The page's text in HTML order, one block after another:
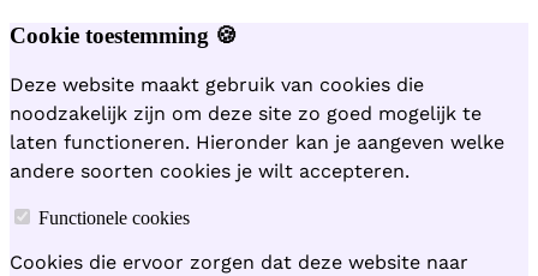
Cookie toestemming 🍪
Deze website maakt gebruik van cookies die
noodzakelijk zijn om deze site zo goed mogelijk te
laten functioneren. Hieronder kan je aangeven welke
andere soorten cookies je wilt accepteren.
Functionele cookies
Cookies die ervoor zorgen dat deze website naar